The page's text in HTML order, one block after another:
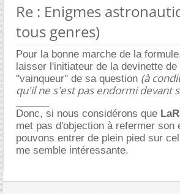
Re : Enigmes
tous genres)
Pour la bonne marche de la
laisser l'initiateur de la devinette
''vainqueur'' de sa question (à
qu'il ne s'est pas endormi devant
Donc, si nous considérons que
met pas d'objection à refermer son
pouvons entrer de plein pied sur
me semble intéressante.